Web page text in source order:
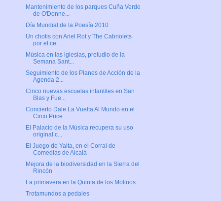
Mantenimiento de los parques Cuña Verde
de O'Donne...
Día Mundial de la Poesía 2010
Un chotis con Ariel Rot y The Cabriolets
por el ce...
Música en las iglesias, preludio de la
Semana Sant...
Seguimiento de los Planes de Acción de la
Agenda 2...
Cinco nuevas escuelas infantiles en San
Blas y Fue...
Concierto Dale La Vuelta Al Mundo en el
Circo Price
El Palacio de la Música recupera su uso
original c...
El Juego de Yalta, en el Corral de
Comedias de Alcalá
Mejora de la biodiversidad en la Sierra del
Rincón
La primavera en la Quinta de los Molinos
Trotamundos a pedales